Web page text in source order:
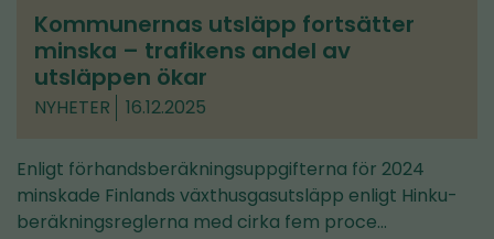
Kommunernas utsläpp fortsätter
minska – trafikens andel av
utsläppen ökar
NYHETER 16.12.2025
Enligt förhandsberäkningsuppgifterna för 2024
minskade Finlands växthusgasutsläpp enligt Hinku-
beräkningsreglerna med cirka fem proce…